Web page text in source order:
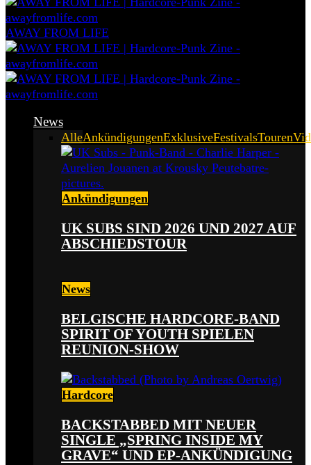
AWAY FROM LIFE
News
AlleAnkündigungenExklusiveFestivalsTouren
Ankündigungen
UK SUBS SIND 2026 UND 2027 AUF
ABSCHIEDSTOUR
News
BELGISCHE HARDCORE-BAND
SPIRIT OF YOUTH SPIELEN
REUNION-SHOW
Hardcore
BACKSTABBED MIT NEUER
SINGLE „SPRING INSIDE MY
GRAVE“ UND EP-ANKÜNDIGUNG